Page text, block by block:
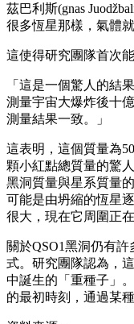
茲巴利斯(gnas
很多恆星那樣，氣體
這使得研究團隊首次
「這是一個驚人的結
測量宇宙大爆炸後十
測量結果一致。」
這表明，這個質量為
顆小紅點總質量的驚
黑洞質量與星系質量
可能是由坍縮的恆星
很大，現在它周圍正
關於QSO1黑洞仍有
式。研究團隊認為，
中誕生的「重種子」
的最初時刻，通過某